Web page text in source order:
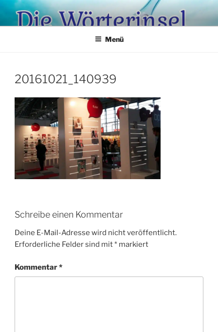
Zum
Inhalt
springen
Menü
20161021_140939
Schreibe einen Kommentar
Deine E-Mail-Adresse wird nicht veröffentlicht.
Erforderliche Felder sind mit* markiert
Kommentar*